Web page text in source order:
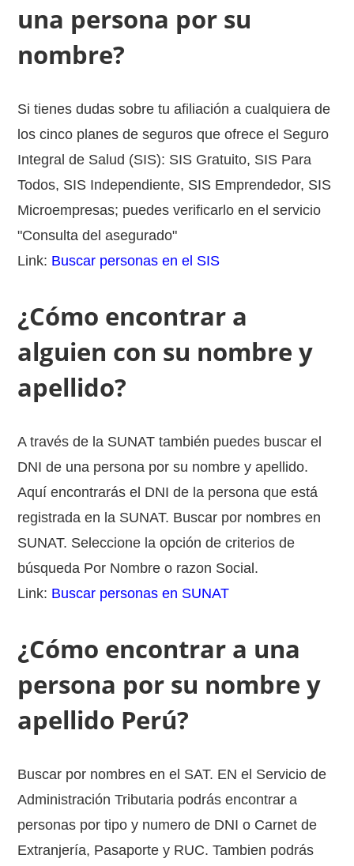
una persona por su
nombre?
Si tienes dudas sobre tu afiliación a cualquiera de
los cinco planes de seguros que ofrece el Seguro
Integral de Salud (SIS): SIS Gratuito, SIS Para
Todos, SIS Independiente, SIS Emprendedor, SIS
Microempresas; puedes verificarlo en el servicio
"Consulta del asegurado"
Link: Buscar personas en el SIS
¿Cómo encontrar a
alguien con su nombre y
apellido?
A través de la SUNAT también puedes buscar el
DNI de una persona por su nombre y apellido.
Aquí encontrarás el DNI de la persona que está
registrada en la SUNAT. Buscar por nombres en
SUNAT. Seleccione la opción de criterios de
búsqueda Por Nombre o razon Social.
Link: Buscar personas en SUNAT
¿Cómo encontrar a una
persona por su nombre y
apellido Perú?
Buscar por nombres en el SAT. EN el Servicio de
Administración Tributaria podrás encontrar a
personas por tipo y numero de DNI o Carnet de
Extranjería, Pasaporte y RUC. Tambien podrás